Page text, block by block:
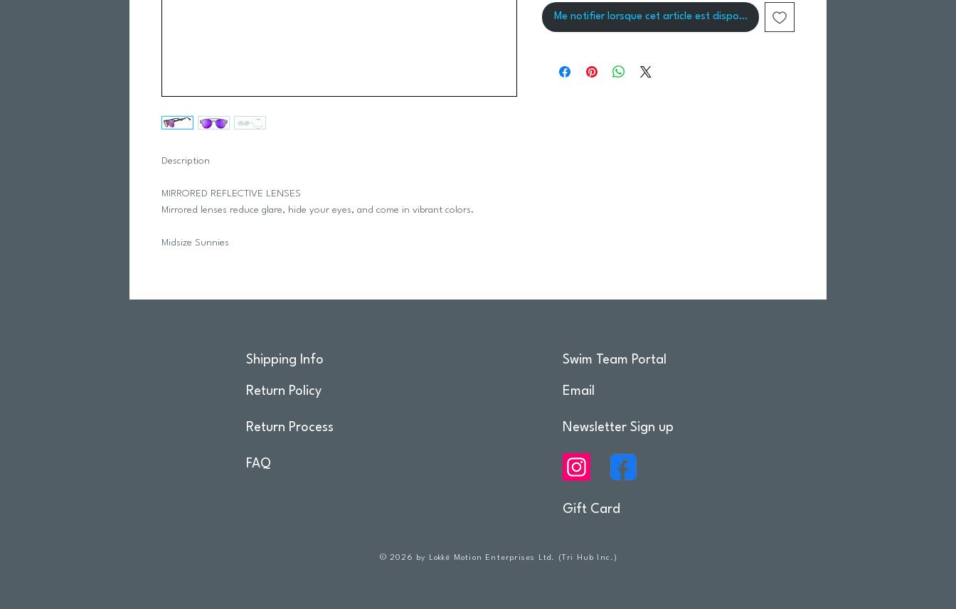
Description
MIRRORED REFLECTIVE LENSES
Mirrored lenses reduce glare, hide your eyes, and come in vibrant colors.
Midsize Sunnies
Me notifier lorsque cet article est disponible
Shipping Info
Return Policy
Return Process
FAQ
Swim Team Portal
Email
Newsletter Sign up
Gift Card
© 2026 by Lokkë Motion Enterprises Ltd. (Tri Hub Inc.)